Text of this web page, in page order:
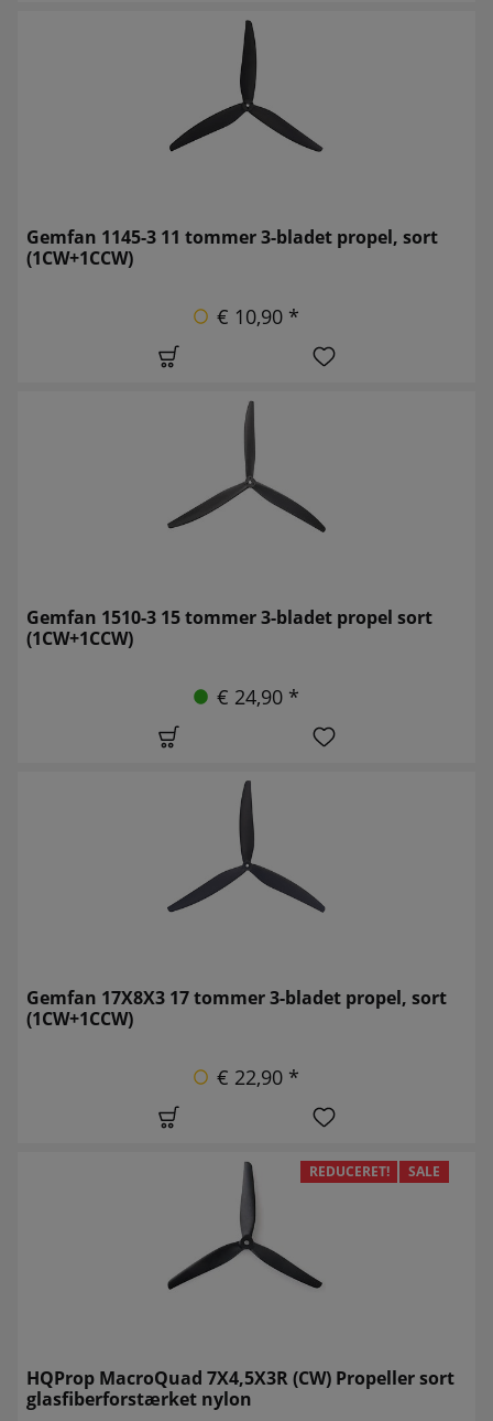
Gemfan 1145-3 11 tommer 3-bladet propel, sort
(1CW+1CCW)
€ 10,90 *
Gemfan 1510-3 15 tommer 3-bladet propel sort
(1CW+1CCW)
€ 24,90 *
Gemfan 17X8X3 17 tommer 3-bladet propel, sort
(1CW+1CCW)
€ 22,90 *
REDUCERET! SALE
HQProp MacroQuad 7X4,5X3R (CW) Propeller sort
glasfiberforstærket nylon